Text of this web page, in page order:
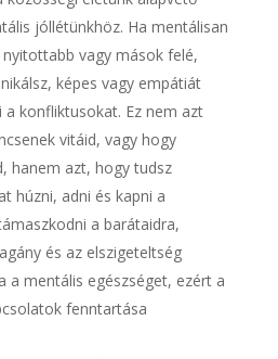
jóllétünkhöz. Ha mentálisan
vagy mások felé,
képes vagy empátiát
a konfliktusokat. Ez nem azt
vitáid, vagy hogy
hanem azt, hogy tudsz
húzni, adni és kapni a
a barátaidra,
és az elszigeteltség
a mentális egészséget, ezért a
fenntartása